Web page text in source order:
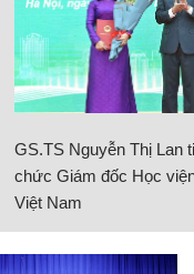
GS.TS Nguyễn Thị Lan
chức Giám đốc Học
Việt Nam